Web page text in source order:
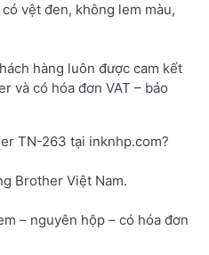
vệt đen, không lem màu,
hàng luôn được cam kết
và có hóa đơn VAT – bảo
TN-263 tại inknhp.com?
Brother Việt Nam.
– nguyên hộp – có hóa đơn